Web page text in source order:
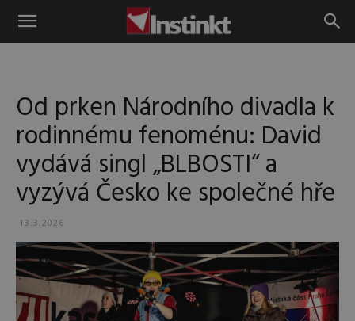
Instinkt
Od prken Národního divadla k
rodinnému fenoménu: David
vydává singl „BLBOSTI“ a
vyzývá Česko ke společné hře
13.3.2026